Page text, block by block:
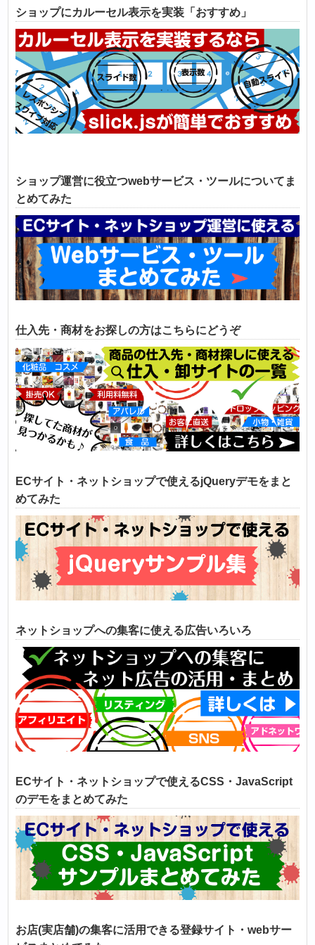
ショップにカルーセル表示を実装「おすすめ」
ショップ運営に役立つwebサービス・ツールについてま
とめてみた
仕入先・商材をお探しの方はこちらにどうぞ
ECサイト・ネットショップで使えるjQueryデモをまと
めてみた
ネットショップへの集客に使える広告いろいろ
ECサイト・ネットショップで使えるCSS・JavaScript
のデモをまとめてみた
お店(実店舗)の集客に活用できる登録サイト・webサー